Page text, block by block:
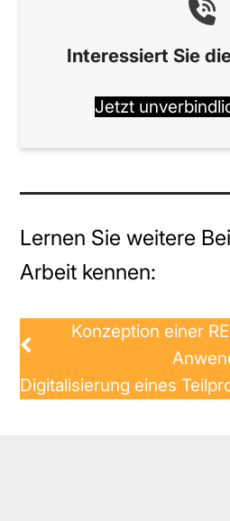
Interessiert Sie
Jetzt
Lernen Sie weitere
Arbeit kennen:
Konzeption einer
Digitalisierung eines